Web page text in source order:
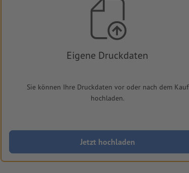
Eigene Druckdaten
Sie können Ihre Druckdaten vor oder nach dem Kauf
hochladen.
Jetzt hochladen